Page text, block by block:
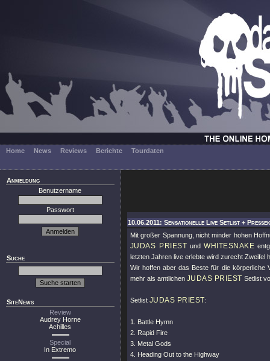
Home News Reviews Berichte Tourdaten
Anmeldung
Benutzername
Passwort
Suche
SiteNews
Review
Audrey Horne
Achilles
Special
In Extremo
10.06.2011: Sensationelle Live Setlist +
Mit großer Spannung, nicht minder hohen
JUDAS PRIEST undWHITESNAKE
letzten Jahren live erlebte wird zurecht Zweifel
Wir hoffen aber das Beste für die körperliche
mehr als amtlichen JUDAS PRIEST Setlist
Setlist JUDAS PRIEST:
1. Battle Hymn
2. Rapid Fire
3. Metal Gods
4. Heading Out to the Highway